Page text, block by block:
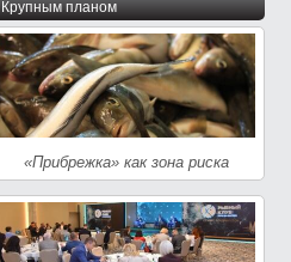
Крупным планом
«Прибрежка» как зона риска